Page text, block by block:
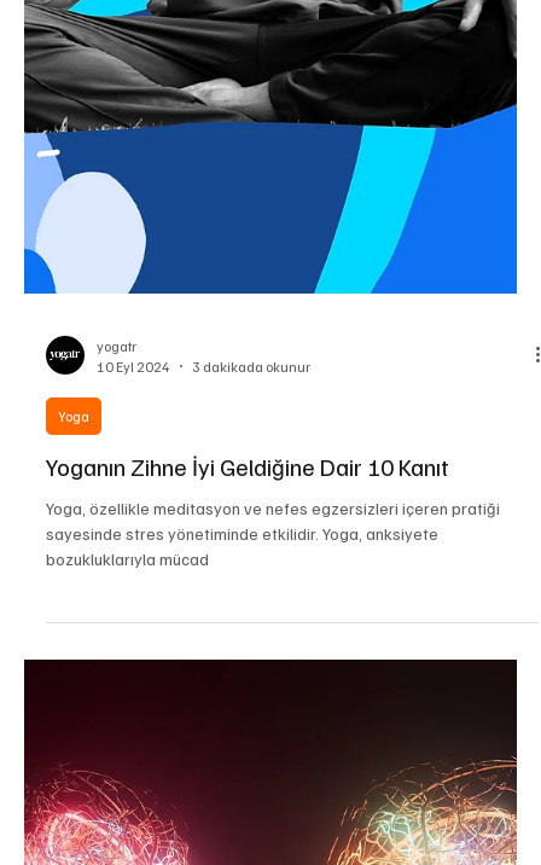
yogatr
10 Eyl 2024
2 dakikada okunur
Sağlıklı Yaşam
Başkalarının Duyguları Bulaşıcıdır: Sizi Hasta
Etmelerini Nasıl Engellersiniz?
Duygular, tıpkı bir enfeksiyon gibi, çevremizdeki insanlardan bize
geçebilir. Sosyal etkileşimler sırasında, başkalarının duygusal